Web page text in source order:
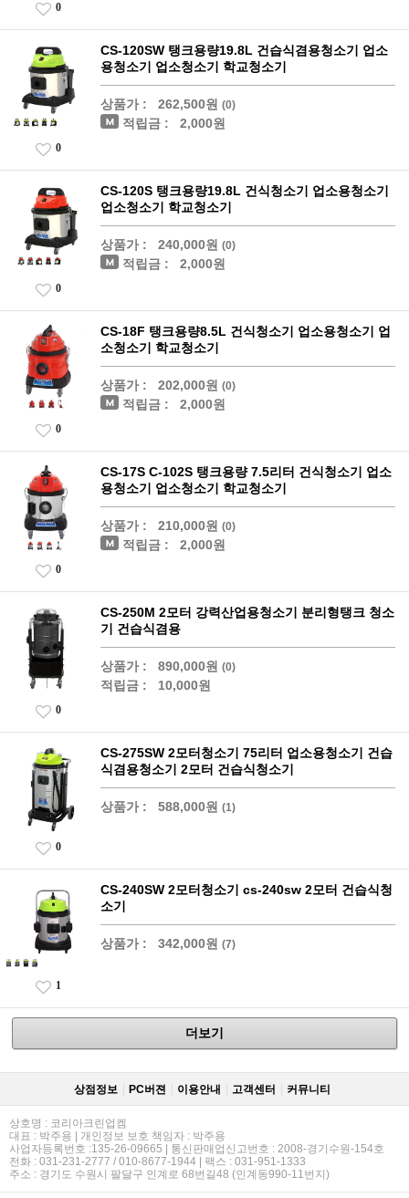
0
CS-120SW 탱크용량19.8L 건습식겸용청소기 업소
용청소기 업소청소기 학교청소기
상품가 : 262,500원 (0)
적립금 : 2,000원
0
CS-120S 탱크용량19.8L 건식청소기 업소용청소기
업소청소기 학교청소기
상품가 : 240,000원 (0)
적립금 : 2,000원
0
CS-18F 탱크용량8.5L 건식청소기 업소용청소기 업
소청소기 학교청소기
상품가 : 202,000원 (0)
적립금 : 2,000원
0
CS-17S C-102S 탱크용량 7.5리터 건식청소기 업소
용청소기 업소청소기 학교청소기
상품가 : 210,000원 (0)
적립금 : 2,000원
0
CS-250M 2모터 강력산업용청소기 분리형탱크 청소
기 건습식겸용
상품가 : 890,000원 (0)
적립금 : 10,000원
0
CS-275SW 2모터청소기 75리터 업소용청소기 건습
식겸용청소기 2모터 건습식청소기
상품가 : 588,000원 (1)
0
CS-240SW 2모터청소기 cs-240sw 2모터 건습식청
소기
상품가 : 342,000원 (7)
1
더보기
상점정보 PC버젼 이용안내 고객센터 커뮤니티
상호명 : 코리아크린업켐
대표 : 박주용 | 개인정보 보호 책임자 : 박주용
사업자등록번호 :135-26-09665 | 통신판매업신고번호 : 2008-경기수원-154호
전화 : 031-231-2777 / 010-8677-1944 | 팩스 : 031-951-1333
주소 : 경기도 수원시 팔달구 인계로 68번길48 (인계동990-11번지)